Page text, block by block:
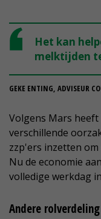
Het kan
melktijden
GEKE ENTING, ADVISEUR
Volgens Mars
verschillende
zzp'ers inzetten
Nu de economie
volledige werkdag
Andere rolverdeling